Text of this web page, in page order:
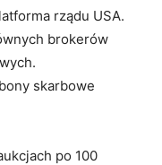
rządu USA.
brokerów
skarbowe
po 100